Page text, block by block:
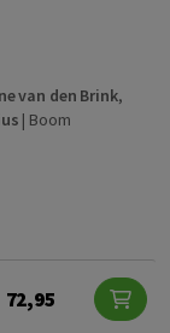
van den Brink,
| Boom
72,95